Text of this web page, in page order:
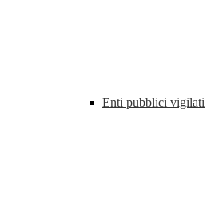
Enti pubblici vigilati